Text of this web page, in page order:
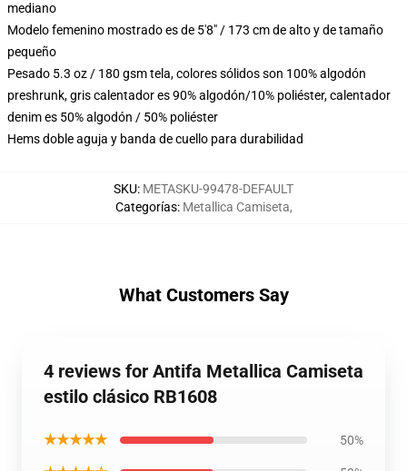
mediano
Modelo femenino mostrado es de 5'8" / 173 cm de alto y de tamaño
pequeño
Pesado 5.3 oz / 180 gsm tela, colores sólidos son 100% algodón
preshrunk, gris calentador es 90% algodón/10% poliéster, calentador
denim es 50% algodón / 50% poliéster
Hems doble aguja y banda de cuello para durabilidad
SKU: METASKU-99478-DEFAULT
Categorías: Metallica Camiseta,
What Customers Say
4 reviews for Antifa Metallica Camiseta
estilo clásico RB1608
★★★★★ 50%